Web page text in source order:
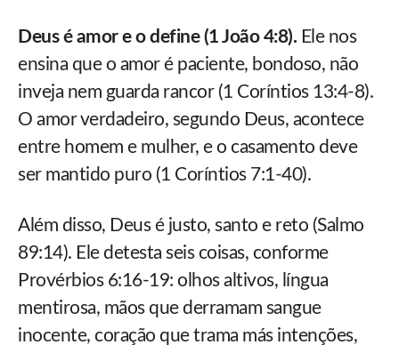
Deus é amor e o define (1 João 4:8). Ele nos
ensina que o amor é paciente, bondoso, não
inveja nem guarda rancor (1 Coríntios 13:4-8).
O amor verdadeiro, segundo Deus, acontece
entre homem e mulher, e o casamento deve
ser mantido puro (1 Coríntios 7:1-40).
Além disso, Deus é justo, santo e reto (Salmo
89:14). Ele detesta seis coisas, conforme
Provérbios 6:16-19: olhos altivos, língua
mentirosa, mãos que derramam sangue
inocente, coração que trama más intenções,